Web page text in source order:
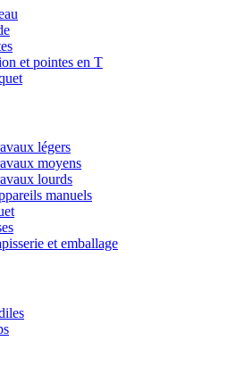
et pointes en T
légers
moyens
lourds
manuels
et emballage